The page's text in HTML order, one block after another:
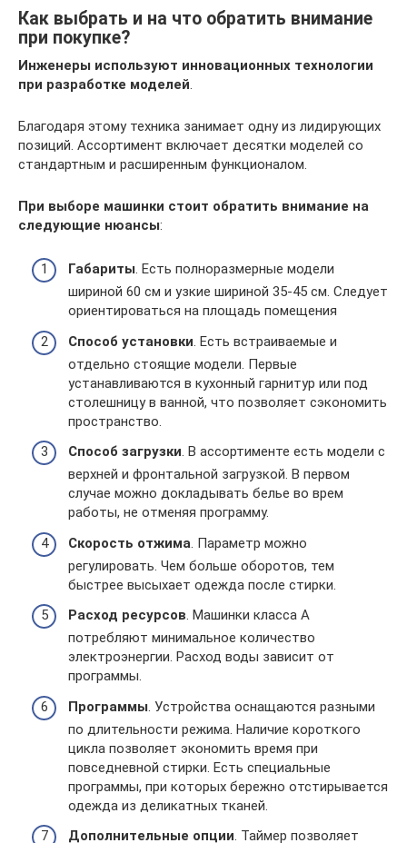
Как выбрать и на что обратить внимание
при покупке?
Инженеры используют инновационных технологии
при разработке моделей.
Благодаря этому техника занимает одну из лидирующих
позиций. Ассортимент включает десятки моделей со
стандартным и расширенным функционалом.
При выборе машинки стоит обратить внимание на
следующие нюансы:
Габариты. Есть полноразмерные модели
шириной 60 см и узкие шириной 35-45 см. Следует
ориентироваться на площадь помещения
Способ установки. Есть встраиваемые и
отдельно стоящие модели. Первые
устанавливаются в кухонный гарнитур или под
столешницу в ванной, что позволяет сэкономить
пространство.
Способ загрузки. В ассортименте есть модели с
верхней и фронтальной загрузкой. В первом
случае можно докладывать белье во врем
работы, не отменяя программу.
Скорость отжима. Параметр можно
регулировать. Чем больше оборотов, тем
быстрее высыхает одежда после стирки.
Расход ресурсов. Машинки класса А
потребляют минимальное количество
электроэнергии. Расход воды зависит от
программы.
Программы. Устройства оснащаются разными
по длительности режима. Наличие короткого
цикла позволяет экономить время при
повседневной стирки. Есть специальные
программы, при которых бережно отстирывается
одежда из деликатных тканей.
Дополнительные опции. Таймер позволяет